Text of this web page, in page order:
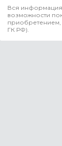
Вся информация
возможности
приобретением,
ГК РФ).